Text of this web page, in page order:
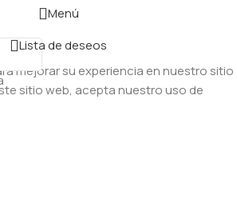
Menú
Lista de deseos
mejorar su experiencia en nuestro sitio
sitio web, acepta nuestro uso de